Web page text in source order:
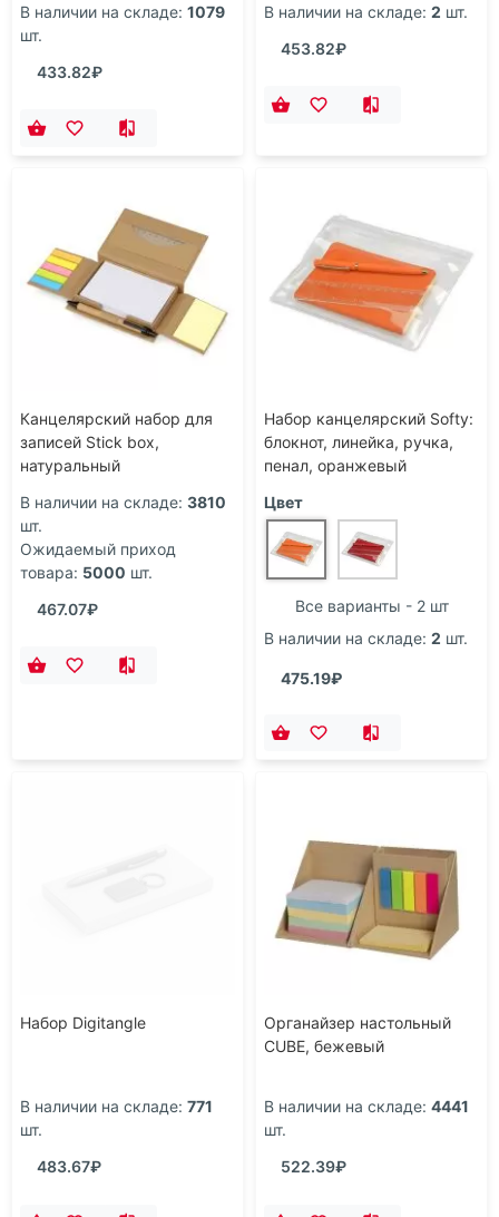
В наличии на складе: 1079
шт.
433.82₽
В наличии на складе: 2 шт.
453.82₽
Канцелярский набор для
записей Stick box,
натуральный
В наличии на складе: 3810
шт.
Ожидаемый приход
товара: 5000 шт.
467.07₽
Набор канцелярский Softy:
блокнот, линейка, ручка,
пенал, оранжевый
Цвет
Все варианты - 2 шт
В наличии на складе: 2 шт.
475.19₽
Набор Digitangle
В наличии на складе: 771
шт.
483.67₽
Органайзер настольный
CUBE, бежевый
В наличии на складе: 4441
шт.
522.39₽